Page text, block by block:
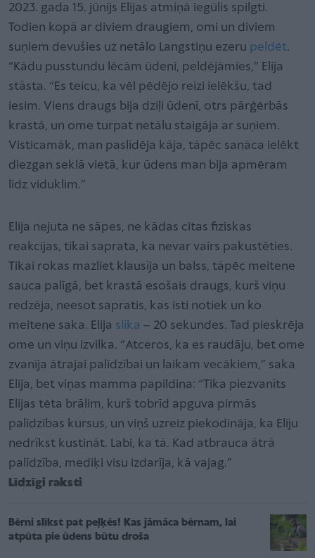
2023. gada 15. jūnijs Elijas atmiņā iegūlis spilgti.
Todien kopā ar diviem draugiem, omi un diviem
suņiem devušies uz netālo Langstiņu ezeru peldēt.
“Kādu pusstundu lēcām ūdenī, peldējāmies,” Elija
stāsta. “Es teicu, ka vēl pēdējo reizi ielēkšu, tad
iesim. Viens draugs bija dziļi ūdenī, otrs pārģērbās
krastā, un ome turpat netālu staigāja ar suņiem.
Visticamāk, man paslīdēja kāja, tāpēc sanāca ielēkt
diezgan seklā vietā, kur ūdens man bija apmēram
līdz viduklim.”
Elija nejuta ne sāpes, ne kādas citas fiziskas
reakcijas, tikai saprata, ka nevar vairs pakustēties.
Tikai rokas mazliet klausīja un balss, tāpēc meitene
sauca palīgā, bet krastā esošais draugs, kurš viņu
redzēja, neesot sapratis, kas īsti notiek un ko
meitene saka. Elija slīka – 20 sekundes. Tad pieskrēja
ome un viņu izvilka. “Atceros, ka es raudāju, bet ome
zvanīja ātrajai palīdzībai un laikam vecākiem,” saka
Elija, bet viņas mamma papildina: “Tika piezvanīts
Elijas tēta brālim, kurš tobrīd apguva pirmās
palīdzības kursus, un viņš uzreiz piekodināja, ka Eliju
nedrīkst kustināt. Labi, ka tā. Kad atbrauca ātrā
palīdzība, mediķi visu izdarīja, kā vajag.”
Līdzīgi raksti
Bērni slīkst pat peļķēs! Kas jāmāca bērnam, lai
atpūta pie ūdens būtu droša